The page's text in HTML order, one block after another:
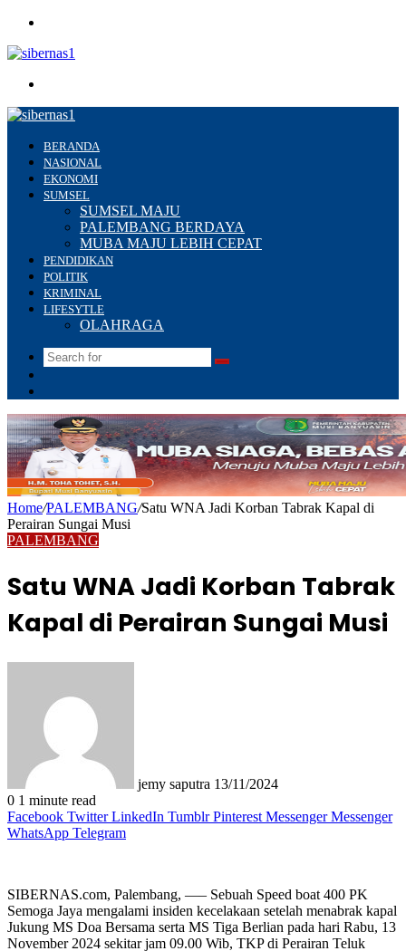
BERANDA
NASIONAL
EKONOMI
SUMSEL
SUMSEL MAJU
PALEMBANG BERDAYA
MUBA MAJU LEBIH CEPAT
PENDIDIKAN
POLITIK
KRIMINAL
LIFESYTLE
OLAHRAGA
Search
Home/PALEMBANG/Satu WNA Jadi Korban Tabrak Kapal di
Perairan Sungai Musi
PALEMBANG
Satu WNA Jadi Korban Tabrak
Kapal di Perairan Sungai Musi
jemy saputra 13/11/2024
0 1 minute read
Facebook Twitter LinkedIn Tumblr Pinterest Messenger Messenger
WhatsApp Telegram
SIBERNAS.com, Palembang, —– Sebuah Speed boat 400 PK
Semoga Jaya mengalami insiden kecelakaan setelah menabrak kapal
Jukung MS Doa Bersama serta MS Tiga Berlian pada hari Rabu, 13
November 2024 sekitar jam 09.00 Wib, TKP di Perairan Teluk